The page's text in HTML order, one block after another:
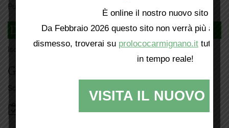
Puoi tesserarti online cliccando qui
DAGLI L'ANDA
Iscriviti qui
Giorno per giorno a Carmignano
Scopri tutti gli eventi
È online il nostro nuovo sito web!
Da Febbraio 2026 questo sito non verrà più
dismesso, troverai su prolococarmignano.it tutti i
in tempo reale!
VISITA IL NUOVO